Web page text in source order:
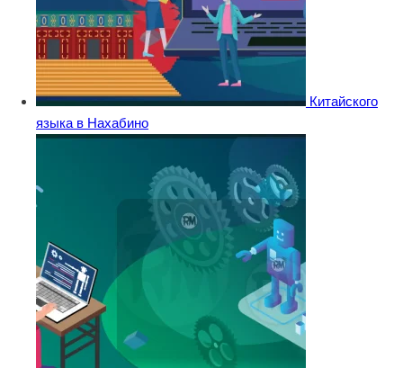
Китайского
языка в Нахабино